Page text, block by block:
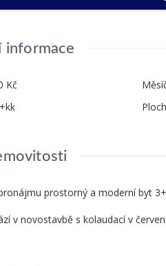
informace
Kč
prostorný a moderní byt
v novostavbě s kolaudací v